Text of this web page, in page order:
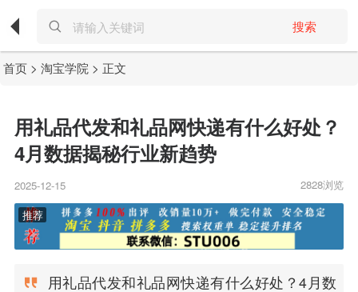
搜索
首页 >淘宝学院 > 正文
用礼品代发和礼品网快递有什么好处？
4月数据揭秘行业新趋势
2025-12-15 2828浏览
用礼品代发和礼品网快递有什么好处？4月数